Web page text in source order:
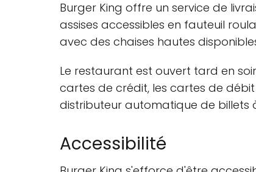
Burger King offre un service de
assises accessibles en fauteuil
avec des chaises hautes
Le restaurant est ouvert tard en
cartes de crédit, les cartes de débit
distributeur automatique de billets
Accessibilité